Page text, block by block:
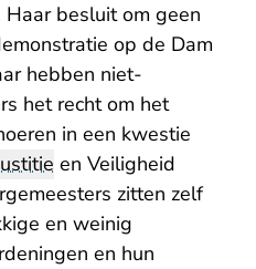
besluit om geen
op de Dam
hebben niet-
het recht om het
in een kwestie
en Veiligheid
zitten zelf
en weinig
en hun